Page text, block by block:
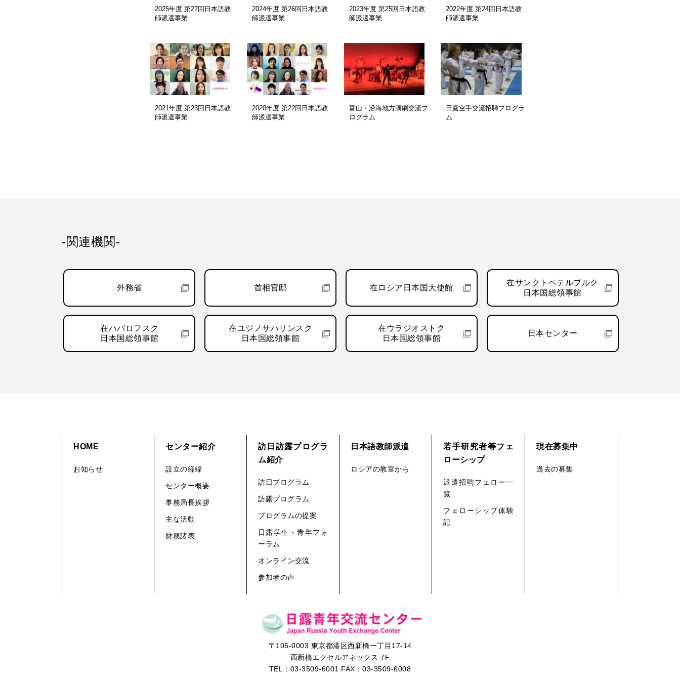
2025年度 第27回日本語教
師派遣事業
2024年度 第26回日本語教
師派遣事業
2023年度 第25回日本語教
師派遣事業
2022年度 第24回日本語教
師派遣事業
2021年度 第23回日本語教
師派遣事業
2020年度 第22回日本語教
師派遣事業
富山・沿海地方演劇交流プ
ログラム
日露空手交流招聘プログラ
ム
-関連機関-
外務省 首相官邸 在ロシア日本国大使館
在サンクトペテルブルク
日本国総領事館
在ハバロフスク
日本国総領事館
在ユジノサハリンスク
日本国総領事館
在ウラジオストク
日本国総領事館
日本センター
HOME
お知らせ
センター紹介
設立の経緯
センター概要
事務局長挨拶
主な活動
財務諸表
訪日訪露プログラ
ム紹介
訪日プログラム
訪露プログラム
プログラムの提案
日露学生・青年フォ
ーラム
オンライン交流
参加者の声
日本語教師派遣
ロシアの教室から
若手研究者等フェ
ローシップ
派遣招聘フェロー一
覧
フェローシップ体験
記
現在募集中
過去の募集
〒105-0003 東京都港区西新橋一丁目17-14
西新橋エクセルアネックス 7F
TEL： 03-3509-6001 FAX：03-3509-6008